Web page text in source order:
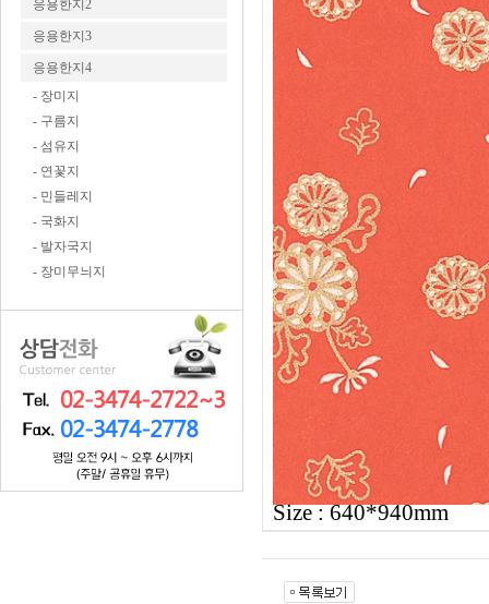
응용한지2
응용한지3
응용한지4
- 장미지
- 구름지
- 섬유지
- 연꽃지
- 민들레지
- 국화지
- 발자국지
- 장미무늬지
Size : 640*940mm